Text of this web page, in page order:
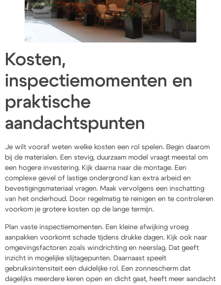
Kosten,
inspectiemomenten en
praktische
aandachtspunten
Je wilt vooraf weten welke kosten een rol spelen. Begin daarom
bij de materialen. Een stevig, duurzaam model vraagt meestal om
een hogere investering. Kijk daarna naar de montage. Een
complexe gevel of lastige ondergrond kan extra arbeid en
bevestigingsmateriaal vragen. Maak vervolgens een inschatting
van het onderhoud. Door regelmatig te reinigen en te controleren
voorkom je grotere kosten op de lange termijn.
Plan vaste inspectiemomenten. Een kleine afwijking vroeg
aanpakken voorkomt schade tijdens drukke dagen. Kijk ook naar
omgevingsfactoren zoals windrichting en neerslag. Dat geeft
inzicht in mogelijke slijtagepunten. Daarnaast speelt
gebruiksintensiteit een duidelijke rol. Een zonnescherm dat
dagelijks meerdere keren open en dicht gaat, heeft meer aandacht